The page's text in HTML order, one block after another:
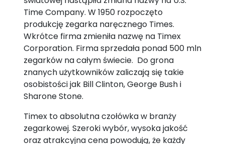
Time Company. W 1950 rozpoczęto
produkcję zegarka naręcznego Times.
Wkrótce firma zmieniła nazwę na Timex
Corporation. Firma sprzedała ponad 500 mln
zegarków na całym świecie. Do grona
znanych użytkowników zaliczają się takie
osobistości jak Bill Clinton, George Bush i
Sharone Stone.
Timex to absolutna czołówka w branży
zegarkowej. Szeroki wybór, wysoka jakość
oraz atrakcyjna cena powodują, że każdy